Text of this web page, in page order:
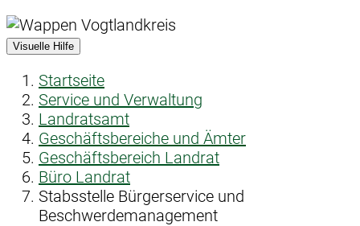
Visuelle Hilfe
Startseite
Service und Verwaltung
Landratsamt
Geschäftsbereiche und Ämter
Geschäftsbereich Landrat
Büro Landrat
Stabsstelle Bürgerservice und
Beschwerdemanagement